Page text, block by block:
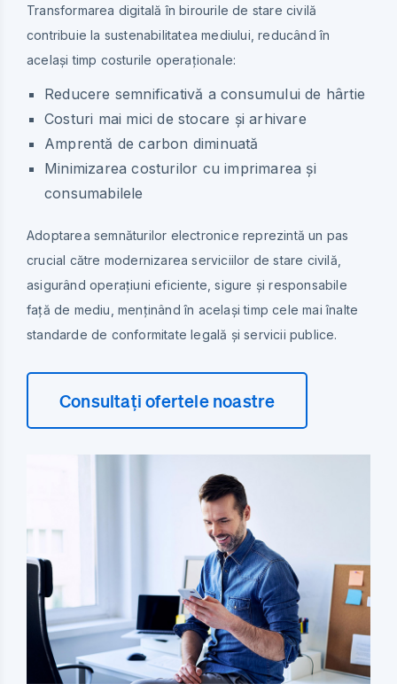
Transformarea digitală în birourile de stare civilă
contribuie la sustenabilitatea mediului, reducând în
același timp costurile operaționale:
Reducere semnificativă a consumului de hârtie
Costuri mai mici de stocare și arhivare
Amprentă de carbon diminuată
Minimizarea costurilor cu imprimarea și
consumabilele
Adoptarea semnăturilor electronice reprezintă un pas
crucial către modernizarea serviciilor de stare civilă,
asigurând operațiuni eficiente, sigure și responsabile
față de mediu, menținând în același timp cele mai înalte
standarde de conformitate legală și servicii publice.
Consultați ofertele noastre